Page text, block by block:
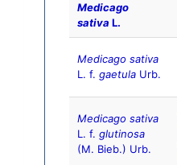
Medicago
sativa L.
Medicago sativa
L. f. gaetula Urb.
Medicago sativa
L. f. glutinosa
(M. Bieb.) Urb.